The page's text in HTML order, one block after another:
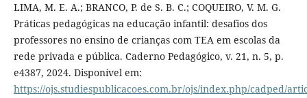
LIMA, M. E. A.; BRANCO, P. de S. B. C.; COQUEIRO, V. M. G.
Práticas pedagógicas na educação infantil: desafios dos
professores no ensino de crianças com TEA em escolas da
rede privada e pública. Caderno Pedagógico, v. 21, n. 5, p.
e4387, 2024. Disponível em:
https://ojs.studiespublicacoes.com.br/ojs/index.php/cadped/